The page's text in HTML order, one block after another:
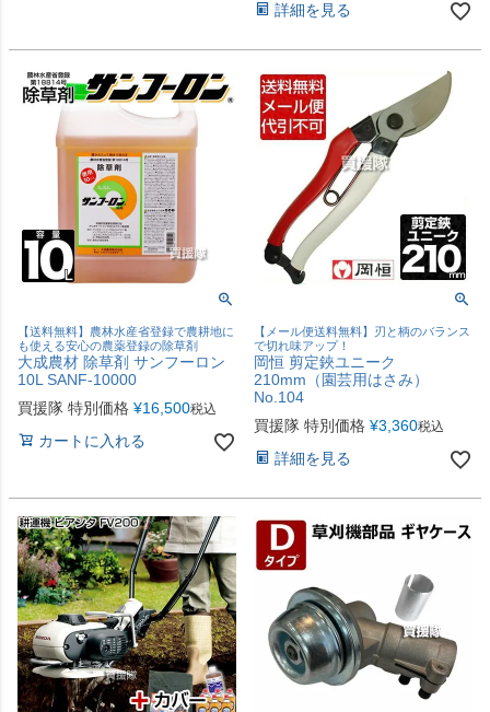
詳細を見る
【送料無料】農林水産省登録で農耕地に
も使える安心の農薬登録の除草剤
大成農材 除草剤 サンフーロン
10L SANF-10000
買援隊 特別価格 ¥16,500税込
カートに入れる
【メール便送料無料】刃と柄のバランス
で切れ味アップ！
岡恒 剪定鋏ユニーク
210mm（園芸用はさみ）
No.104
買援隊 特別価格 ¥3,360税込
詳細を見る